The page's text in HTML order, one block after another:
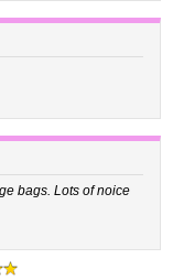
bags. Lots of noice